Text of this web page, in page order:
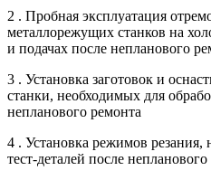
2 . Пробная эксплуатация
металлорежущих станков на
и подачах после непланового
3 . Установка заготовок и
станки, необходимых для
непланового ремонта
4 . Установка режимов резания,
тест-деталей после